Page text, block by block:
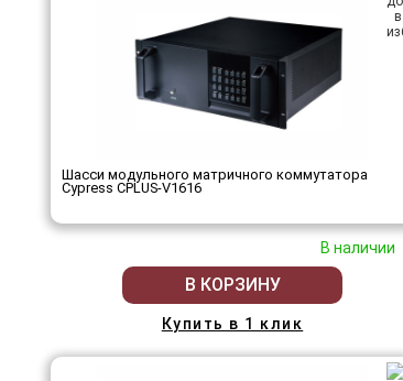
Шасси модульного матричного коммутатора
Cypress CPLUS-V1616
В наличии
В КОРЗИНУ
Купить в 1 клик